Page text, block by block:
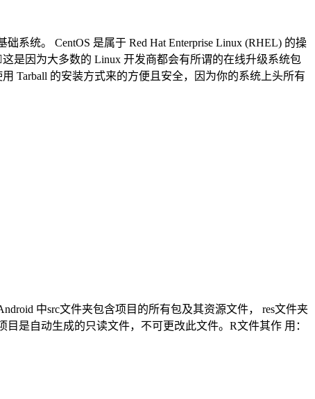
系统。 CentOS 是属于 Red Hat Enterprise Linux (RHEL) 的操
是因为大多数的 Linux 开发商都会有所谓的在线升级系统包
Tarball 的安装方式来的方便且安全，因为你的系统上头所有
中src文件夹包含项目的所有包及其资源文件， res文件夹
是自动生成的只读文件，不可更改此文件。R文件其作 用：